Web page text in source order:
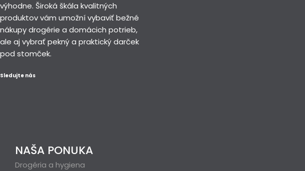
výhodne. Široká škála kvalitných
produktov vám umožní vybaviť bežné
nákupy drogérie a domácich potrieb,
ale aj vybrať pekný a praktický darček
pod stomček.
Sledujte nás
NAŠA PONUKA
Drogéria a hygiena